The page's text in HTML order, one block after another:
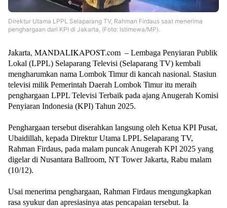
Direktur Utama LPPL Selaparang TV, Rahman Firdaus saat menerima
penghargaan dari KPI di Jakarta, (Foto: Istimewa/MP).
Jakarta, MANDALIKAPOST.com – Lembaga Penyiaran Publik
Lokal (LPPL) Selaparang Televisi (Selaparang TV) kembali
mengharumkan nama Lombok Timur di kancah nasional. Stasiun
televisi milik Pemerintah Daerah Lombok Timur itu meraih
penghargaan LPPL Televisi Terbaik pada ajang Anugerah Komisi
Penyiaran Indonesia (KPI) Tahun 2025.
Penghargaan tersebut diserahkan langsung oleh Ketua KPI Pusat,
Ubaidillah, kepada Direktur Utama LPPL Selaparang TV,
Rahman Firdaus, pada malam puncak Anugerah KPI 2025 yang
digelar di Nusantara Ballroom, NT Tower Jakarta, Rabu malam
(10/12).
Usai menerima penghargaan, Rahman Firdaus mengungkapkan
rasa syukur dan apresiasinya atas pencapaian tersebut. Ia